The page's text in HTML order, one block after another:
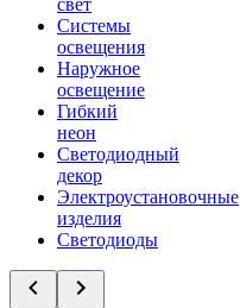
свет
Системы
освещения
Наружное
освещение
Гибкий
неон
Светодиодный
декор
Электроустановочные
изделия
Светодиоды